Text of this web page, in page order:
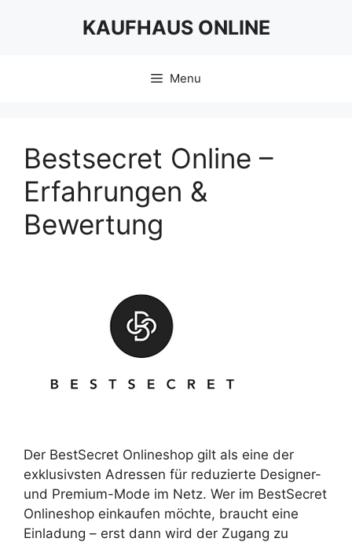
KAUFHAUS ONLINE
Menu
Bestsecret Online –
Erfahrungen &
Bewertung
Der BestSecret Onlineshop gilt als eine der
exklusivsten Adressen für reduzierte Designer-
und Premium-Mode im Netz. Wer im BestSecret
Onlineshop einkaufen möchte, braucht eine
Einladung – erst dann wird der Zugang zu